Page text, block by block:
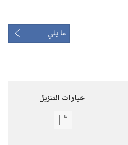
ما يلي
خيارات التنزيل
خيارات